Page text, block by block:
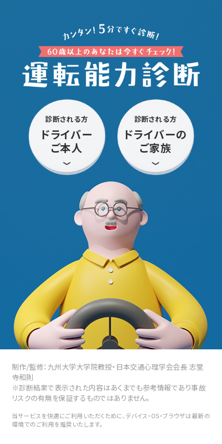
診断される方
ドライバー
ご本人
診断される方
ドライバーの
ご家族
制作/監修：九州大学大学院教授・日本交通心理学会会長 志堂
寺和則
※診断結果で表示された内容はあくまでも参考情報であり事故
リスクの有無を保証するものではありません。
当サービスを快適にご利用いただくために、デバイス・OS・ブラウザは最新の
環境でのご利用を推奨いたします。